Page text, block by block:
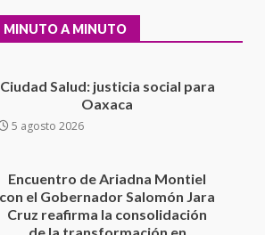
MINUTO A MINUTO
5 agosto 2026
con el Gobernador Salomón Jara
Cruz reafirma la consolidación
de la transformación en
Secretaría de Gobierno refuerza
presencia institucional en San
Juan Mazatlán